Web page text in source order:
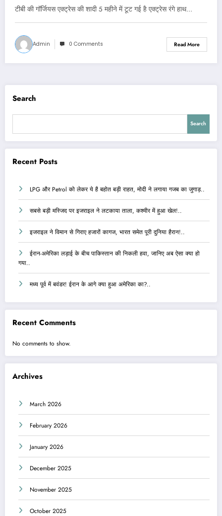
टीबी की गॉर्जियस एक्ट्रेस की शादी 5 महीने में टूट गई है एक्ट्रेस रंगे हाथ…
Admin 0 Comments Read More
Search
Search
Recent Posts
LPG और Petrol को लेकर ये है बहोत बड़ी राहत, मोदी ने लगाया गजब का जुगाड़..
सबसे बड़ी मस्जिद पर इजराइल ने लटकाया ताला, कश्मीर में हुआ खेल!..
इजराइल ने विमान से गिराए हजारों कागज, भारत समेत पूरी दुनिया हैरान!..
ईरान-अमेरिका लड़ाई के बीच पाकिस्तान की निकली हवा, जानिए अब ऐसा क्या हो
गया..
मध्य पूर्व में बवंडर! ईरान के आगे क्या हुआ अमेरिका का?..
Recent Comments
No comments to show.
Archives
March 2026
February 2026
January 2026
December 2025
November 2025
October 2025